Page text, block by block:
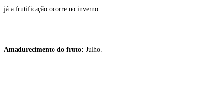
já a frutificação ocorre no inverno.
Amadurecimento do fruto: Julho.